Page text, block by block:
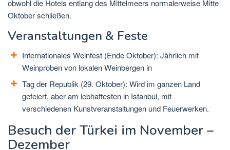
obwohl die Hotels entlang des Mittelmeers normalerweise Mitte
Oktober schließen.
Veranstaltungen & Feste
Internationales Weinfest (Ende Oktober): Jährlich mit
Weinproben von lokalen Weinbergen in
Tag der Republik (29. Oktober): Wird im ganzen Land
gefeiert, aber am lebhaftesten in Istanbul, mit
verschiedenen Kunstveranstaltungen und Feuerwerken.
Besuch der Türkei im November –
Dezember